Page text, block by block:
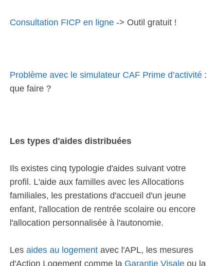
Consultation FICP en ligne -> Outil gratuit !
Problème avec le simulateur CAF Prime d’activité :
que faire ?
Les types d'aides distribuées
Ils existes cinq typologie d'aides suivant votre
profil. L'aide aux familles avec les Allocations
familiales, les prestations d'accueil d'un jeune
enfant, l'allocation de rentrée scolaire ou encore
l'allocation personnalisée à l'autonomie.
Les aides au logement avec l'APL, les mesures
d'Action Logement comme la Garantie Visale ou la